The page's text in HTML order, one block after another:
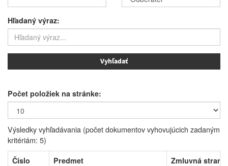
Hľadaný výraz:
Počet položiek na stránke:
Výsledky vyhľadávania (počet dokumentov vyhovujúcich zadaným
kritériám: 5)
Číslo Predmet Zmluvná strana